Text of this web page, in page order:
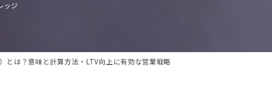
ッジ
とは？意味と計算方法・LTV向上に有効な営業戦略